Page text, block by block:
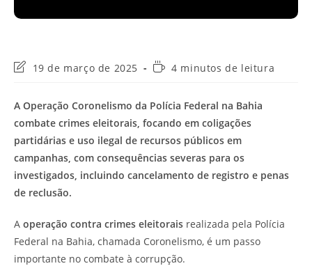
Última
post:
19 de março de 2025
Tempo4 minutos de leitura
A Operação Coronelismo da Polícia Federal na Bahia
combate crimes eleitorais, focando em coligações
partidárias e uso ilegal de recursos públicos em
campanhas, com consequências severas para os
investigados, incluindo cancelamento de registro e penas
de reclusão.
A operação contra crimes eleitorais realizada pela Polícia
Federal na Bahia, chamada Coronelismo, é um passo
importante no combate à corrupção.